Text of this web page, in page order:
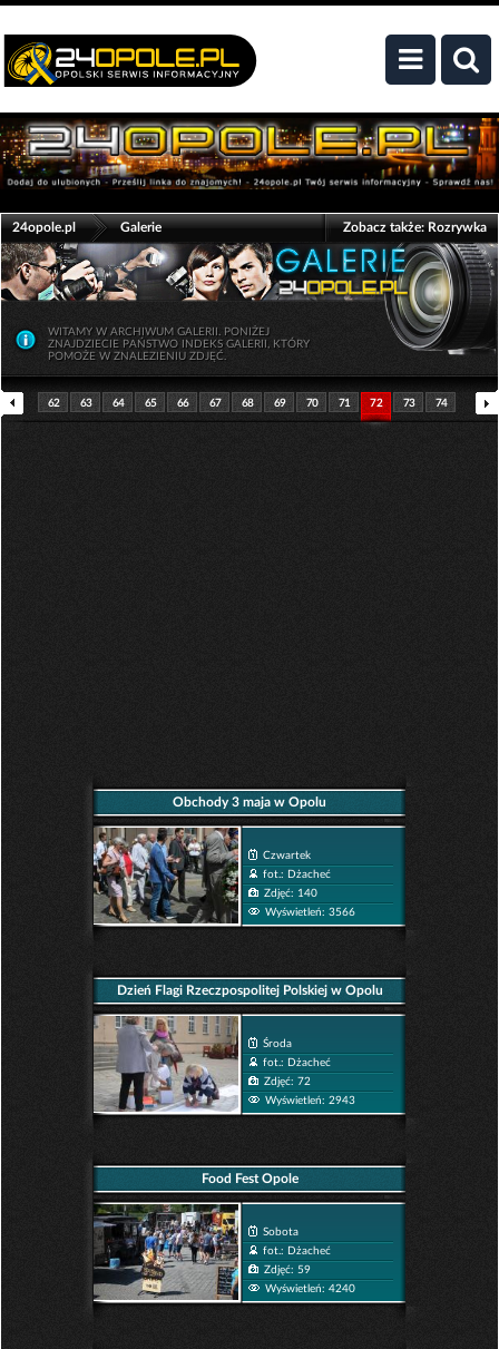
24opole.pl Galerie Zobacz także:Rozrywka
WITAMY W ARCHIWUM GALERII. PONIŻEJ
ZNAJDZIECIE PAŃSTWO INDEKS GALERII, KTÓRY
POMOŻE W ZNALEZIENIU ZDJĘĆ.
62 63 64 65 66 67 68 69 70 71 72 73 74
Obchody 3 maja w Opolu
Czwartek
fot.: Dżacheć
Zdjęć: 140
Wyświetleń: 3566
Dzień Flagi Rzeczpospolitej Polskiej w Opolu
Środa
fot.: Dżacheć
Zdjęć: 72
Wyświetleń: 2943
Food Fest Opole
Sobota
fot.: Dżacheć
Zdjęć: 59
Wyświetleń: 4240